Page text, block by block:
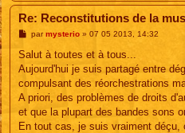
Re: Reconstitutions de la
M
s
a
g
parmysterio» 07 05 2013, 14:32
Salut à toutes et à tous...
Aujourd'hui je suis partagé entre
compulsant des réorchestrations
A priori, des problèmes de droits
et que la plupart des bandes sons
En tout cas, je suis vraiment déçu,